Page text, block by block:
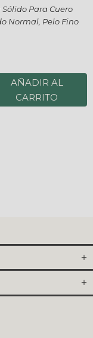
Pelo Rizado Con
Más Encogimiento
500ml
AÑADIR AL